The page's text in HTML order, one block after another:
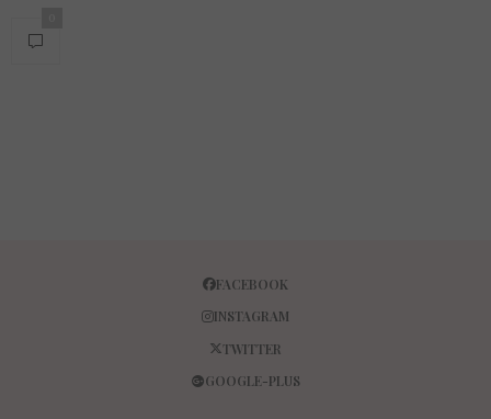
FACEBOOK
INSTAGRAM
TWITTER
GOOGLE-PLUS